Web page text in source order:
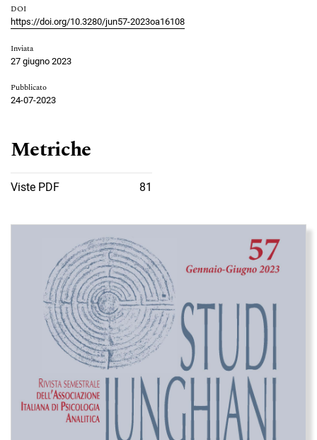
DOI
https://doi.org/10.3280/jun57-2023oa16108
Inviata
27 giugno 2023
Pubblicato
24-07-2023
Metriche
Viste PDF 81
Immagine di copertina